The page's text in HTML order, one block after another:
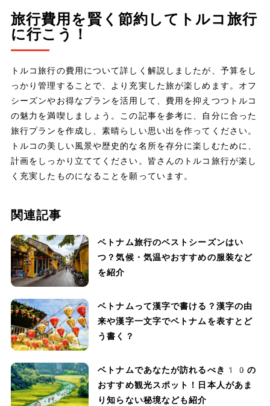
旅行費用を賢く節約してトルコ旅行
に行こう！
トルコ旅行の費用について詳しく解説しましたが、予算をし
っかり管理することで、より充実した旅が楽しめます。オフ
シーズンやお得なプランを活用して、費用を抑えつつトルコ
の魅力を満喫しましょう。この記事を参考に、自分に合った
旅行プランを作成し、素晴らしい思い出を作ってください。
トルコの美しい風景や歴史的な名所を存分に楽しむために、
計画をしっかり立ててください。皆さんのトルコ旅行が楽し
く充実したものになることを願っています。
関連記事
ベトナム旅行のベストシーズンはい
つ？気候・気温やおすすめの服装など
を紹介
ベトナムって漢字で書ける？漢字の由
来や漢字一文字でベトナムを表すとど
う書く？
ベトナムであなたが訪れるべき10の
おすすめ観光スポット！日本人があま
り知らない秘境なども紹介